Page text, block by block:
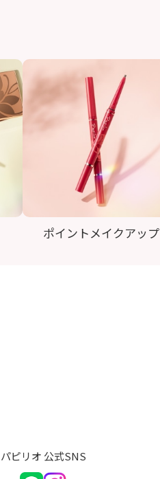
ポイントメイクアップ
パピリオ 公式SNS